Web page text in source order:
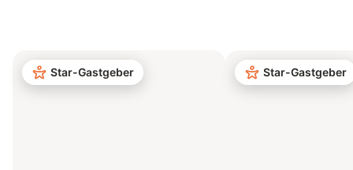
Star-Gastgeber Star-Gastgeber